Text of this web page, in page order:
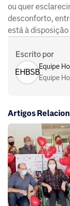
ou quer
desconforto,
está à
Escrito por
EHBSB
Equipe
Equipe
Artigos